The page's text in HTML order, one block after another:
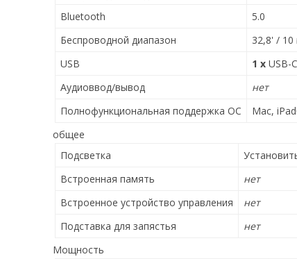
Bluetooth
5.0
Беспроводной диапазон
32,8' / 10
USB
1 x USB-C
Аудиоввод/вывод
нет
Полнофункциональная поддержка ОС
Mac,
общее
Подсветка
Встроенная память
нет
Встроенное устройство управления
нет
Подставка для запястья
нет
Мощность